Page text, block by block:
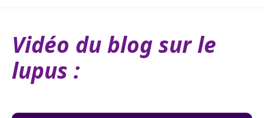
Vidéo du blog sur le
lupus :